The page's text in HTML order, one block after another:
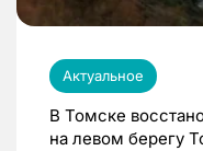
Актуальное
В Томске
на левом берегу